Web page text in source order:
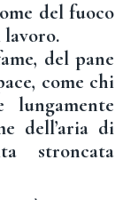
del fuoco
lavoro.
del pane
come chi
lungamente
dell’aria di
stroncata